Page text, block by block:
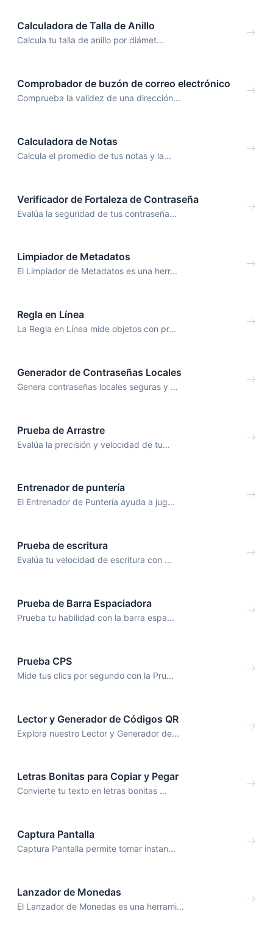
Calculadora de Talla de Anillo
Calcula tu talla de anillo por diámet...
Comprobador de buzón de correo electrónico
Comprueba la validez de una dirección...
Calculadora de Notas
Calcula el promedio de tus notas y la...
Verificador de Fortaleza de Contraseña
Evalúa la seguridad de tus contraseña...
Limpiador de Metadatos
El Limpiador de Metadatos es una herr...
Regla en Línea
La Regla en Línea mide objetos con pr...
Generador de Contraseñas Locales
Genera contraseñas locales seguras y ...
Prueba de Arrastre
Evalúa la precisión y velocidad de tu...
Entrenador de puntería
El Entrenador de Puntería ayuda a jug...
Prueba de escritura
Evalúa tu velocidad de escritura con ...
Prueba de Barra Espaciadora
Prueba tu habilidad con la barra espa...
Prueba CPS
Mide tus clics por segundo con la Pru...
Lector y Generador de Códigos QR
Explora nuestro Lector y Generador de...
Letras Bonitas para Copiar y Pegar
Convierte tu texto en letras bonitas ...
Captura Pantalla
Captura Pantalla permite tomar instan...
Lanzador de Monedas
El Lanzador de Monedas es una herrami...